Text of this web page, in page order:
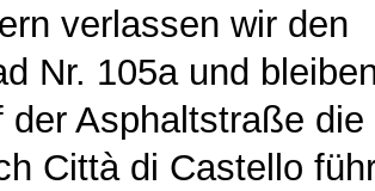
verlassen wir den
Nr. 105a und
der Asphaltstraße die
Città di Castello